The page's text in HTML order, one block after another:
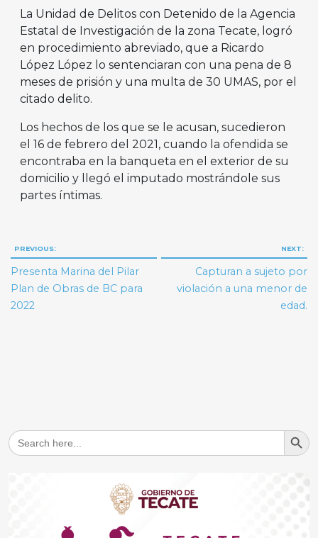
La Unidad de Delitos con Detenido de la Agencia
Estatal de Investigación de la zona Tecate, logró
en procedimiento abreviado, que a Ricardo
López López lo sentenciaran con una pena de 8
meses de prisión y una multa de 30 UMAS, por el
citado delito.
Los hechos de los que se le acusan, sucedieron
el 16 de febrero del 2021, cuando la ofendida se
encontraba en la banqueta en el exterior de su
domicilio y llegó el imputado mostrándole sus
partes íntimas.
Navegación
de
entradas
PREVIOUS:
Presenta Marina del Pilar
Plan de Obras de BC para
2022
NEXT:
Capturan a sujeto por
violación a una menor de
edad.
Search
for:
Search